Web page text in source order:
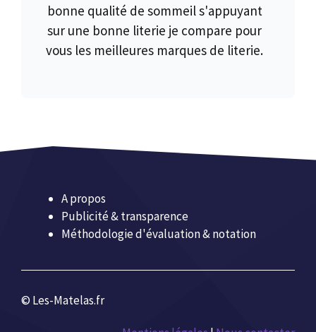
bonne qualité de sommeil s'appuyant
sur une bonne literie je compare pour
vous les meilleures marques de literie.
A propos
Publicité & transparence
Méthodologie d'évaluation & notation
© Les-Matelas.fr